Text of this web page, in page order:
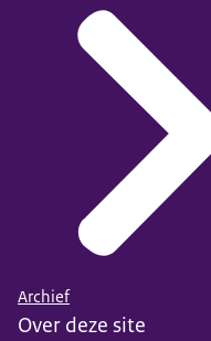
Archief
Over deze site